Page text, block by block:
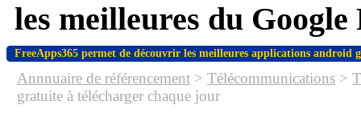
les meilleures du Google
FreeApps365 permet de découvrir les meilleures applications android
Annnuaire de référencement > Télécommunications >
gratuite à télécharger chaque jour